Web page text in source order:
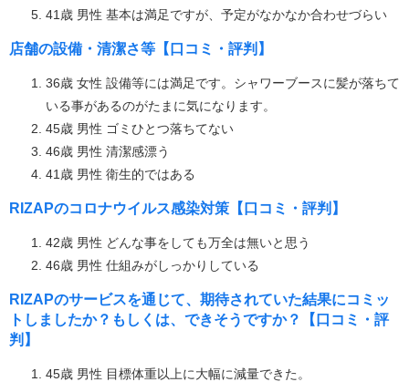
41歳 男性 基本は満足ですが、予定がなかなか合わせづらい
店舗の設備・清潔さ等【口コミ・評判】
36歳 女性 設備等には満足です。シャワーブースに髪が落ちて
いる事があるのがたまに気になります。
45歳 男性 ゴミひとつ落ちてない
46歳 男性 清潔感漂う
41歳 男性 衛生的ではある
RIZAPのコロナウイルス感染対策【口コミ・評判】
42歳 男性 どんな事をしても万全は無いと思う
46歳 男性 仕組みがしっかりしている
RIZAPのサービスを通じて、期待されていた結果にコミッ
トしましたか？もしくは、できそうですか？【口コミ・評
判】
45歳 男性 目標体重以上に大幅に減量できた。